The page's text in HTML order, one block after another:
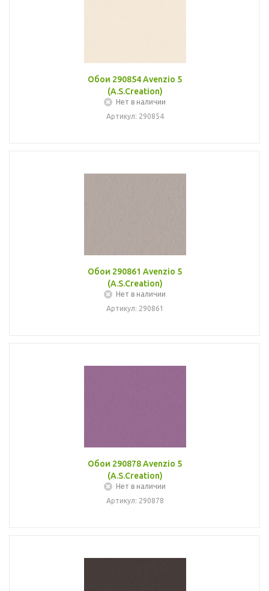
Обои 290854 Avenzio 5
(A.S.Creation)
Нет в наличии
Артикул: 290854
Обои 290861 Avenzio 5
(A.S.Creation)
Нет в наличии
Артикул: 290861
Обои 290878 Avenzio 5
(A.S.Creation)
Нет в наличии
Артикул: 290878